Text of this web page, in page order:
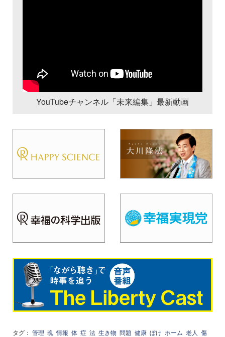
YouTubeチャンネル「未来編集」最新動画
タグ： 管理 魂 情報 体 症 法 生き物 問題 健康 ぼけ ホーム 老人 傷